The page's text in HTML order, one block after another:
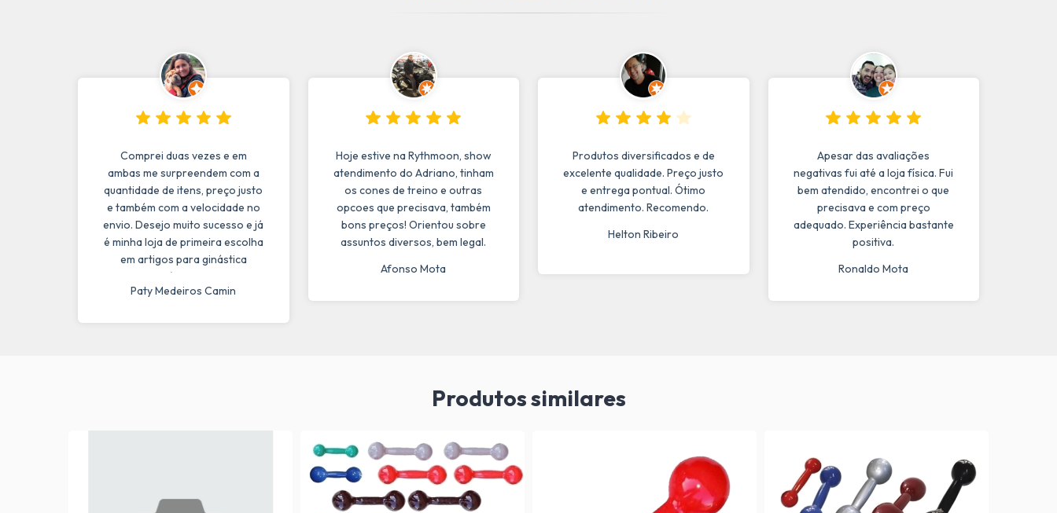
Comprei duas vezes e em
ambas me surpreendem com a
quantidade de itens, preço justo
e também com a velocidade no
envio. Desejo muito sucesso e já
é minha loja de primeira escolha
em artigos para ginástica
rítmica.
Paty Medeiros Camin
Hoje estive na Rythmoon, show
atendimento do Adriano, tinham
os cones de treino e outras
opcoes que precisava, também
bons preços! Orientou sobre
assuntos diversos, bem legal.
Afonso Mota
Produtos diversificados e de
excelente qualidade. Preço justo
e entrega pontual. Ótimo
atendimento. Recomendo.
Helton Ribeiro
Apesar das avaliações
negativas fui até a loja física. Fui
bem atendido, encontrei o que
precisava e com preço
adequado. Experiência bastante
positiva.
Ronaldo Mota
Produtos similares